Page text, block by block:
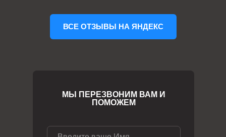
ВСЕ ОТЗЫВЫ НА ЯНДЕКС
МЫ ПЕРЕЗВОНИМ ВАМ И
ПОМОЖЕМ